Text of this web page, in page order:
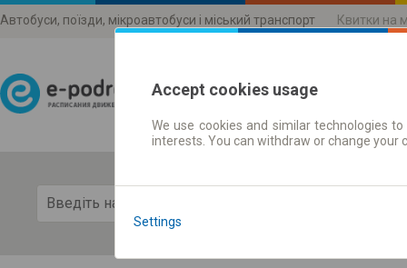
Автобуси, поїзди, мікроавтобуси і міський транспорт Квитки на
Розклади руху
Accept cookies usage
We use cookies and similar technologies
interests. You can withdraw or change
Settings